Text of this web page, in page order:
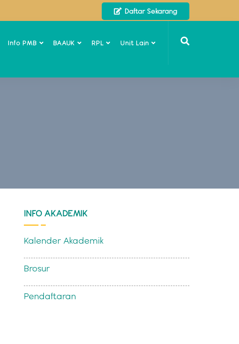
Daftar Sekarang
Info PMB BAAUK RPL Unit Lain
INFO AKADEMIK
Kalender Akademik
Brosur
Pendaftaran